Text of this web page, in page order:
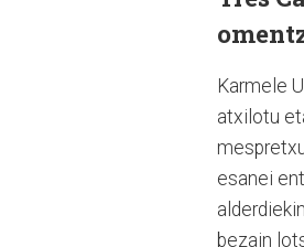
Karmele
atxilotu
esanei
bezain